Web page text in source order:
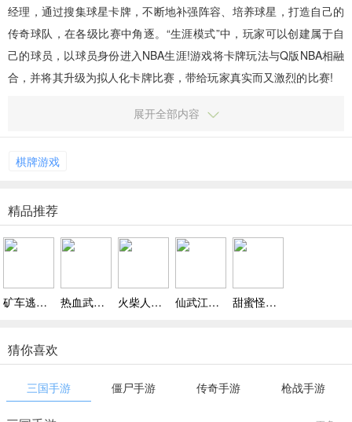
经理，通过搜集球星卡牌，不断地补强阵容、培养球星，打造自己的
传奇球队，在各级比赛中角逐。“生涯模式”中，玩家可以创建属于自
己的球员，以球员身份进入NBA生涯!游戏将卡牌玩法与Q版NBA相融
合，并将其升级为拟人化卡牌比赛，带给玩家真实而又激烈的比赛!
展开全部内容
棋牌游戏
精品推荐
矿车逃生免费下载，矿车逃生关卡拼接规则与轨道连接技巧 热血武道会打金版，中二爆表的动漫回合制狂欢 火柴人打羽毛球下载，点击操作与羽毛球物理引擎细节设计 仙武江湖下载，正派/反派随心选的江湖生存指南 甜蜜怪兽最新版下载，爆米花导弹触发机制与谜题解决策略
猜你喜欢
三国手游 僵尸手游 传奇手游 枪战手游